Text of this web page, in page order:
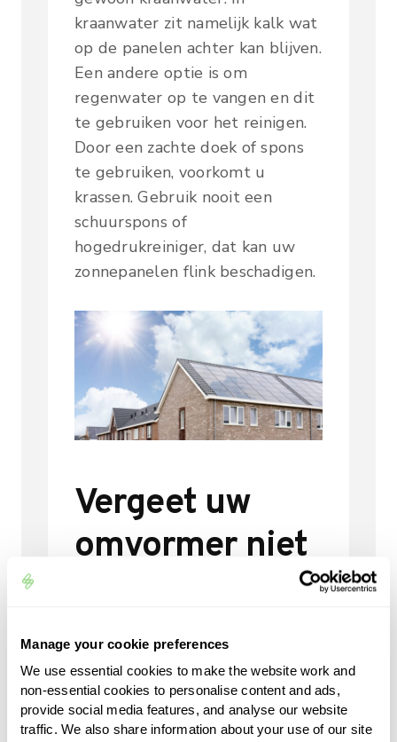
Manage your cookie preferences
We use essential cookies to make the website work and
non-essential cookies to personalise content and ads,
provide social media features, and analyse our website
traffic. We also share information about your use of our site
kraanwater zit namelijk kalk wat
op de panelen achter kan blijven.
Een andere optie is om
regenwater op te vangen en dit
te gebruiken voor het reinigen.
Door een zachte doek of spons
te gebruiken, voorkomt u
krassen. Gebruik nooit een
schuurspons of
hogedrukreiniger, dat kan uw
zonnepanelen flink beschadigen.
Vergeet uw
omvormer niet
slaan ze vaak de omvormer over.
Door deze regelmatig te
controleren en stofvrij te maken,
kunt u echter de levensduur